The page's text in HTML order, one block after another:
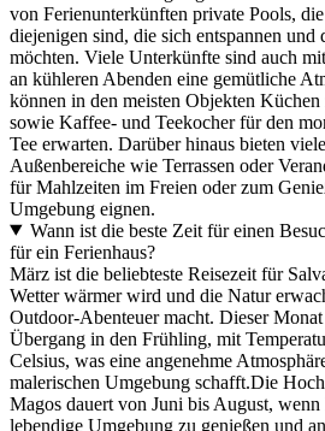
von Ferienunterkünften private Pools,
diejenigen sind, die sich entspannen und
möchten. Viele Unterkünfte sind auch
an kühleren Abenden eine gemütliche
können in den meisten Objekten
sowie Kaffee- und Teekocher für den
Tee erwarten. Darüber hinaus bieten
Außenbereiche wie Terrassen oder
für Mahlzeiten im Freien oder zum
Umgebung eignen.
Wann ist die beste Zeit für einen
für ein Ferienhaus?
März ist die beliebteste Reisezeit für
Wetter wärmer wird und die Natur
Outdoor-Abenteuer macht. Dieser
Übergang in den Frühling, mit
Celsius, was eine angenehme
malerischen Umgebung schafft.Die
Magos dauert von Juni bis August,
lebendige Umgebung zu genießen und